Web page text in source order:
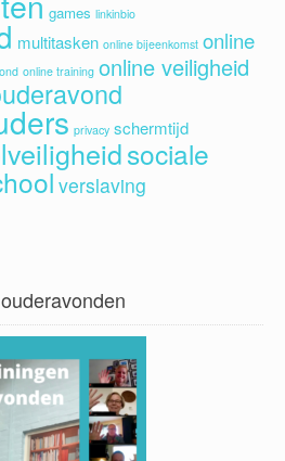
games linkinbio
multitasken online bijeenkomst online
online training online veiligheid
privacy schermtijd
sociale
verslaving